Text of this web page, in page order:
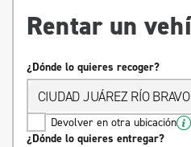
Rentar un
¿Dónde lo quieres recoger?
CIUDAD JUÁREZ RÍO BRAVO
Devolver en otra ubicación
¿Dónde lo quieres entregar?